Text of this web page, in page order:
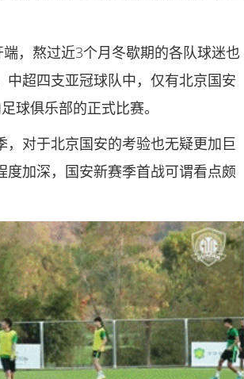
，熬过近3个月冬歇期的各队球迷也
超四支亚冠球队中，仅有北京国安
球俱乐部的正式比赛。
对于北京国安的考验也无疑更加巨
加深，国安新赛季首战可谓看点颇